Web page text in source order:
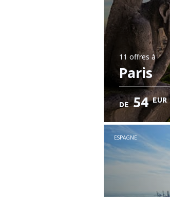
11 offres à
Paris
DE 54 EUR
ESPAGNE